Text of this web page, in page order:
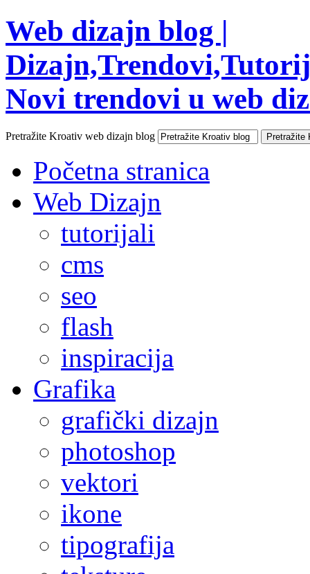
Web dizajn blog |
Novi trendovi u web
Pretražite Kroativ web dizajn blog
Početna stranica
Web Dizajn
tutorijali
cms
seo
flash
inspiracija
Grafika
grafički dizajn
photoshop
vektori
ikone
tipografija